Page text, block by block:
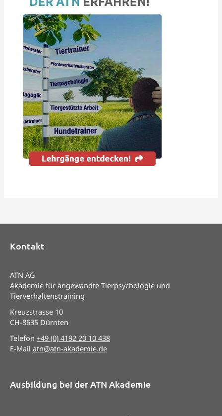
Kontakt
ATN AG
Akademie für angewandte Tierpsychologie und
Tierverhaltenstraining
Kreuzstrasse 10
CH-8635 Dürnten
Telefon +49 (0) 4192 20 10 438
E-Mail atn@atn-akademie.de
Ausbildung bei der ATN Akademie